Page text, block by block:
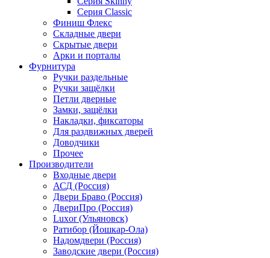
Серия Classic
Финиш Флекс
Складные двери
Скрытые двери
Арки и порталы
Фурнитура
Ручки раздельные
Ручки защёлки
Петли дверные
Замки, защёлки
Накладки, фиксаторы
Для раздвижных дверей
Доводчики
Прочее
Производители
Входные двери
АСД (Россия)
Двери Браво (Россия)
ДвериПро (Россия)
Luxor (Ульяновск)
Ратибор (Йошкар-Ола)
Надомдвери (Россия)
Заводские двери (Россия)